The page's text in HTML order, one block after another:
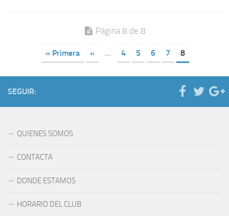
Página 8 de 8
« Primera « ... 4 5 6 7 8
SEGUIR:
QUIENES SOMOS
CONTACTA
DONDE ESTAMOS
HORARIO DEL CLUB